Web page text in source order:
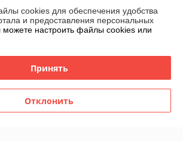
cookies
Deal.by
cookies для обеспечения удобства
и предоставления персональных
можете настроить файлы cookies или
Принять
Отклонить